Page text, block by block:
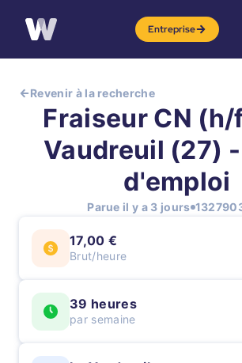
Entreprise
Revenir à la recherche
Fraiseur CN (h/
Vaudreuil (27)
d'emploi
Parue il y a 3 jours
17,00 €
Brut/heure
39 heures
par semaine